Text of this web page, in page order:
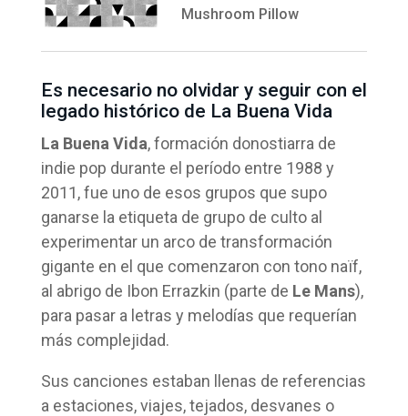
Mushroom Pillow
Es necesario no olvidar y seguir con el
legado histórico de La Buena Vida
La Buena Vida, formación donostiarra de
indie pop durante el período entre 1988 y
2011, fue uno de esos grupos que supo
ganarse la etiqueta de grupo de culto al
experimentar un arco de transformación
gigante en el que comenzaron con tono naïf,
al abrigo de Ibon Errazkin (parte de Le Mans),
para pasar a letras y melodías que requerían
más complejidad.
Sus canciones estaban llenas de referencias
a estaciones, viajes, tejados, desvanes o